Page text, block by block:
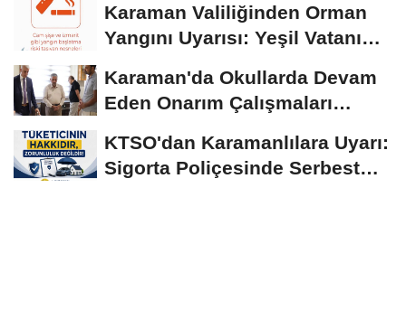
Seyrediyor
Karaman Valiliğinden Orman
Yangını Uyarısı: Yeşil Vatanı
Karaman'da Okullarda Devam
Eden Onarım Çalışmaları
KTSO'dan Karamanlılara Uyarı:
Sigorta Poliçesinde Serbest